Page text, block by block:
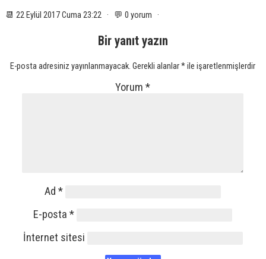
📆 22 Eylül 2017 Cuma 23:22 · 💬 0 yorum ·
Bir yanıt yazın
E-posta adresiniz yayınlanmayacak. Gerekli alanlar*ile işaretlenmişlerdir
Yorum*
Ad*
E-posta*
İnternet sitesi